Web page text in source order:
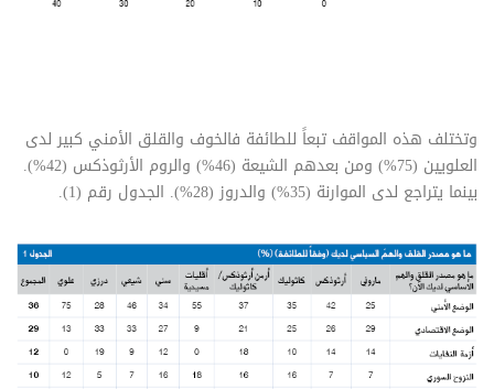
وتختلف هذه المواقف تبعاً للطائفة فالخوف والقلق الأمني كبير لدى
العلويين (75%) ومن بعدهم الشيعة (46%) والروم الأرثوذكس (42%).
بينما يتراجع لدى الموارنة (35%) والدروز (28%). الجدول رقم (1).